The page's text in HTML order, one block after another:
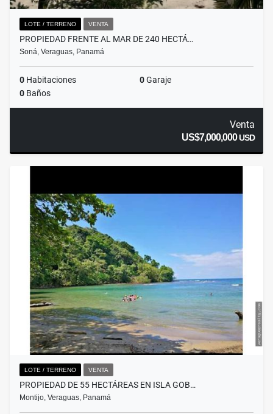
LOTE / TERRENO VENTA
PROPIEDAD FRENTE AL MAR DE 240 HECTÁ…
Soná, Veraguas, Panamá
0 Habitaciones 0Garaje
0 Baños
Venta
US$7,000,000USD
LOTE / TERRENO VENTA
PROPIEDAD DE 55 HECTÁREAS EN ISLA GOB…
Montijo, Veraguas, Panamá